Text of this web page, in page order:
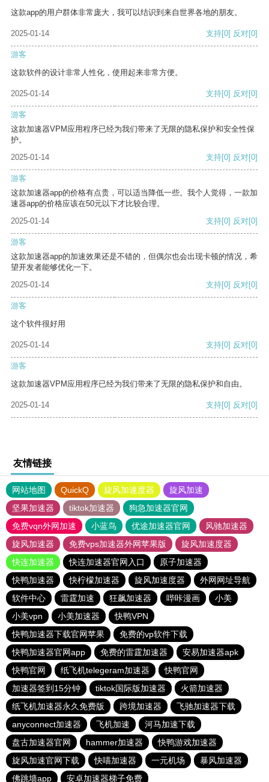
这款app的用户群体非常庞大，我可以结识到来自世界各地的朋友。
2025-01-14 支持[0] 反对[0]
游客
这款软件的设计非常人性化，使用起来非常方便。
2025-01-14 支持[0] 反对[0]
游客
这款加速器VPM应用程序已经为我们带来了无限的隐私保护和安全性保
护。
2025-01-14
支持[0] 反对[0]
游客
这款加速器app的价格有点贵，可以适当降低一些。我个人觉得，一款加
速器app的价格应该在50元以下才比较合理。
2025-01-14
支持[0] 反对[0]
游客
这款加速器app的加速效果还是不错的，但偶尔也会出现卡顿的情况，希
望开发者能够优化一下。
2025-01-14
支持[0] 反对[0]
游客
这个软件很好用
2025-01-14 支持[0] 反对[0]
游客
这款加速器VPM应用程序已经为我们带来了无限的隐私保护和自由。
2025-01-14 支持[0] 反对[0]
友情链接
网站地图 QuickQ 旋风加速度器
旋风加速
坚果加速器
tiktok加速器
狗急加速器官网
免费vqn外网加速
小蓝鸟 优途加速器官网
风驰加速器
旋风加速器
免费vps加速器外网苹果版
旋风加速度器
快连加速器
快连加速器官网入口
原子加速器
快鸭加速器
快柠檬加速器 旋风加速度器
外网网址导航
软件中心
雷霆加速 狂飙加速器 哔咔漫画
小美
小美vpn
小美加速器
快鸭VPN
快鸭加速器下载官网苹果
免费的vp软件下载
快鸭加速器官网app
免费的雷霆加速器
安易加速器apk
快鸭官网
纸飞机telegeram加速器
快鸭官网
加速器签到15分钟
tiktok国际版加速器
火箭加速器
纸飞机加速器永久免费版
跨境加速器
飞驰加速器下载
anyconnect加速器
飞机加速
河马加速下载
盘古加速器官网
hammer加速器
快鸭游戏加速器
旋风加速官网下载
快喵加速器 一元机场
暴风加速器
佛跳墙app
安卓加速器梯子免费